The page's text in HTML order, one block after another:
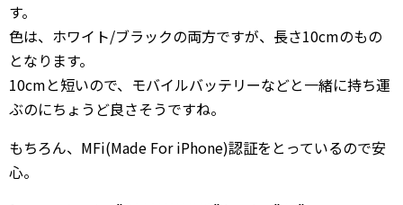
す。
色は、ホワイト/ブラックの両方ですが、長さ10cmのもの
となります。
10cmと短いので、モバイルバッテリーなどと一緒に持ち運
ぶのにちょうど良さそうですね。
もちろん、MFi(Made For iPhone)認証をとっているので安
心。